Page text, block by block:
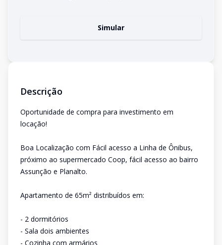
Simular
Descrição
Oportunidade de compra para investimento em
locação!
Boa Localização com Fácil acesso a Linha de Ônibus,
próximo ao supermercado Coop, fácil acesso ao bairro
Assunção e Planalto.
Apartamento de 65m² distribuídos em:
- 2 dormitórios
- Sala dois ambientes
- Cozinha com armários